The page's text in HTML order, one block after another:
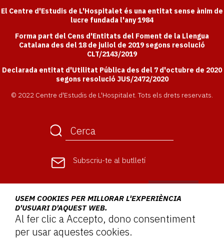
El Centre d'Estudis de L'Hospitalet és una entitat sense ànim de
lucre fundada l'any 1984
Forma part del Cens d'Entitats del Foment de la Llengua
Catalana des del 18 de juliol de 2019 segons resolució
CLT/2143/2019
Declarada entitat d'Utilitat Pública des del 7 d'octubre de 2020
segons resolució JUS/2472/2020
© 2022 Centre d'Estudis de L'Hospitalet. Tots els drets reservats.
Subscriu-te al butlletí
USEM COOKIES PER MILLORAR L'EXPERIÈNCIA
D'USUARI D'AQUEST WEB.
Al fer clic a Accepto, dono consentiment
per usar aquestes cookies.